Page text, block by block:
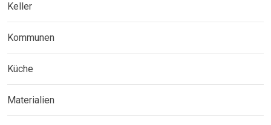
Keller
Kommunen
Küche
Materialien